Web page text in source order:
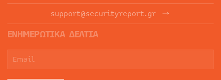
support@securityreport.gr
ΕΝΗΜΕΡΩΤΙΚΑ ΔΕΛΤΙΑ